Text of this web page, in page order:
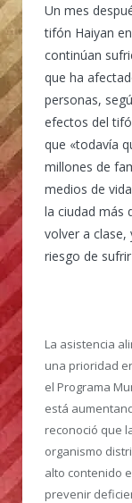
Un mes
tifón Haiyan
continúan
que ha
personas,
efectos del
que «todavía
millones de
medios de
la ciudad más
volver a clase,
riesgo de
La asistencia
una prioridad
el Programa
está
reconoció que
organismo
alto contenido
prevenir